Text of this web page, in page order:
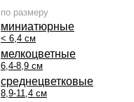
по размеру
миниатюрные
< 6,4 см
мелкоцветные
6,4-8,9 см
среднецветковые
8,9-11,4 см